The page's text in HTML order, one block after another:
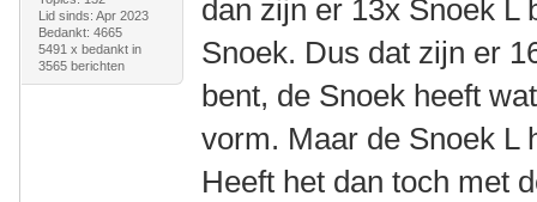
Lid sinds: Apr 2023
Bedankt: 4665
5491 x bedankt in
3565 berichten
dan zijn er 13x Snoek L
Snoek. Dus dat zijn er
bent, de Snoek heeft
vorm. Maar de Snoek L
Heeft het dan toch met